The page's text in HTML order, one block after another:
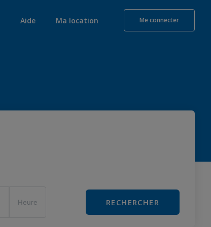
Aide Ma location Me connecter
RECHERCHER